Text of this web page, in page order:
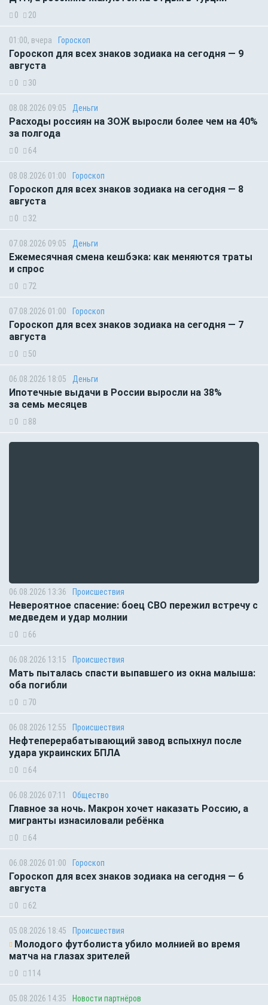
0 20
01:00, вчера Гороскоп
Гороскоп для всех знаков зодиака на сегодня — 9
августа
0 30
08.08.2026 09:05 Деньги
Расходы россиян на ЗОЖ выросли более чем на 40%
за полгода
0 64
08.08.2026 01:00 Гороскоп
Гороскоп для всех знаков зодиака на сегодня — 8
августа
0 32
07.08.2026 09:05 Деньги
Ежемесячная смена кешбэка: как меняются траты
и спрос
0 72
07.08.2026 01:00 Гороскоп
Гороскоп для всех знаков зодиака на сегодня — 7
августа
0 50
06.08.2026 18:05 Деньги
Ипотечные выдачи в России выросли на 38%
за семь месяцев
0 88
06.08.2026 13:36 Происшествия
Невероятное спасение: боец СВО пережил встречу с
медведем и удар молнии
0 66
06.08.2026 13:15 Происшествия
Мать пыталась спасти выпавшего из окна малыша:
оба погибли
0 70
06.08.2026 12:55 Происшествия
Нефтеперерабатывающий завод вспыхнул после
удара украинских БПЛА
0 64
06.08.2026 07:11 Общество
Главное за ночь. Макрон хочет наказать Россию, а
мигранты изнасиловали ребёнка
0 64
06.08.2026 01:00 Гороскоп
Гороскоп для всех знаков зодиака на сегодня — 6
августа
0 62
05.08.2026 18:45 Происшествия
Молодого футболиста убило молнией во время
матча на глазах зрителей
0 114
05.08.2026 14:35 Новости партнёров